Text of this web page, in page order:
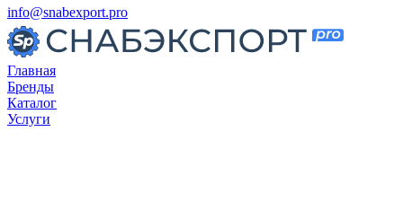
info@snabexport.pro
Главная
Бренды
Каталог
Услуги